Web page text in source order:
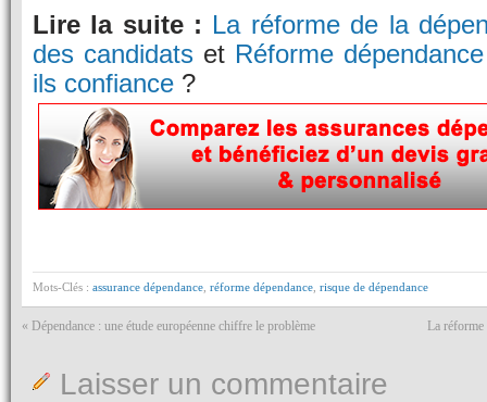
Lire la suite : La réforme de la
des candidats et Réforme
ils confiance ?
Mots-Clés : assurance dépendance réforme dépendance risque de dépendance
« Dépendance : une étude européenne chiffre le problème La
Laisser un commentaire